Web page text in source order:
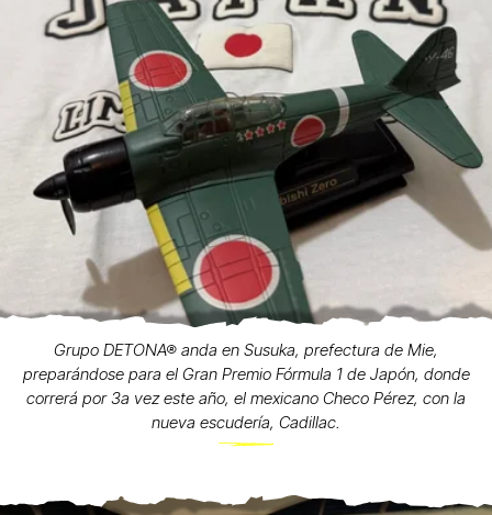
Grupo DETONA® anda en Susuka, prefectura de Mie,
preparándose para el Gran Premio Fórmula 1 de Japón, donde
correrá por 3a vez este año, el mexicano Checo Pérez, con la
nueva escudería, Cadillac.